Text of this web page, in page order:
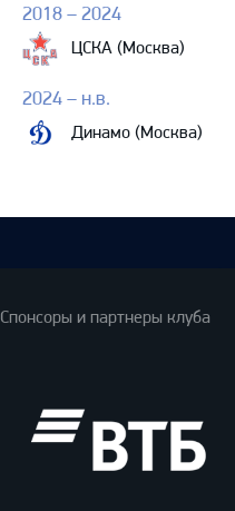
2018 – 2024
ЦСКА (Москва)
2024 – н.в.
Динамо (Москва)
Спонсоры и партнеры клуба